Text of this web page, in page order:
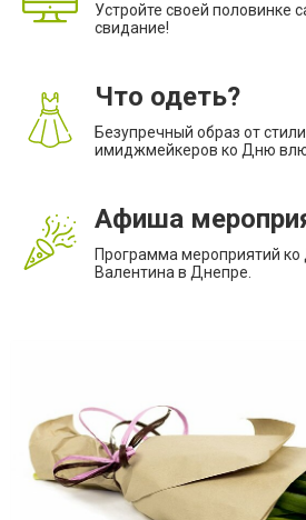
Устройте своей половинке
свидание!
Что одеть?
Безупречный образ от
имиджмейкеров ко Дню
Афиша
Программа мероприятий
Валентина в Днепре.